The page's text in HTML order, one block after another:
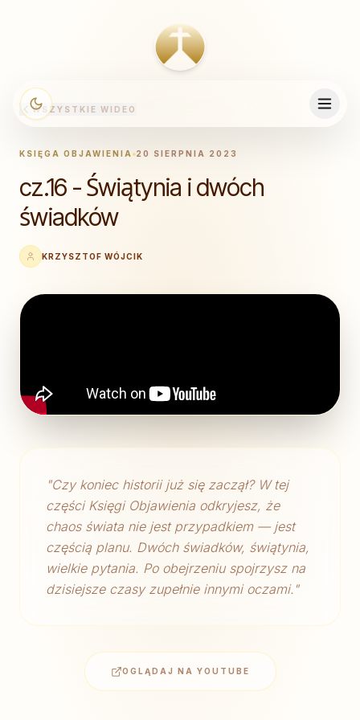
WSZYSTKIE WIDEO
KSIĘGA OBJAWIENIA 20 SIERPNIA 2023
cz.16 - Świątynia i dwóch
świadków
KRZYSZTOF WÓJCIK
"Czy koniec historii już się zaczął? W tej
części Księgi Objawienia odkryjesz, że
chaos świata nie jest przypadkiem — jest
częścią planu. Dwóch świadków, świątynia,
wielkie pytania. Po obejrzeniu spojrzysz na
dzisiejsze czasy zupełnie innymi oczami. "
OGLĄDAJ NA YOUTUBE